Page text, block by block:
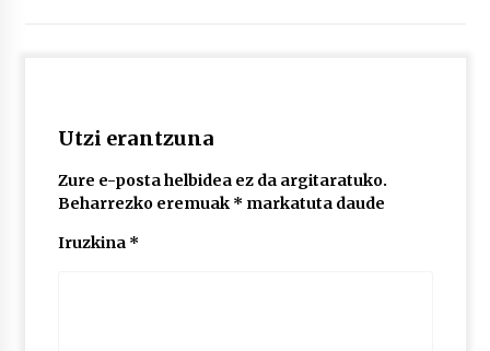
Utzi erantzuna
Zure e-posta helbidea ez da argitaratuko.
Beharrezko eremuak * markatuta daude
Iruzkina *